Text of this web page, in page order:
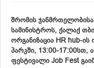
შრომის
სამინისტროს, ქალაქ
ორგანიზაცია HR hub-ის
პარკში, 13:00-17:00სთ,
ფესტივალი Job Fest